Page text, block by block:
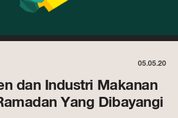
05.05.20
dan Industri Makanan
Yang Dibayangi